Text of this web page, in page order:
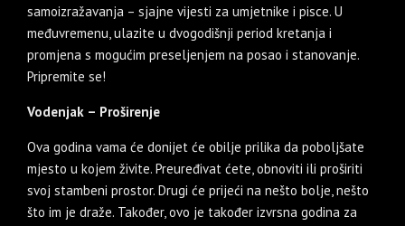
samoizražavanja – sjajne vijesti za umjetnike i pisce. U
međuvremenu, ulazite u dvogodišnji period kretanja i
promjena s mogućim preseljenjem na posao i stanovanje.
Pripremite se!
Vodenjak – Proširenje
Ova godina vama će donijet će obilje prilika da poboljšate
mjesto u kojem živite. Preuređivat ćete, obnoviti ili proširiti
svoj stambeni prostor. Drugi će prijeći na nešto bolje, nešto
što im je draže. Također, ovo je također izvrsna godina za